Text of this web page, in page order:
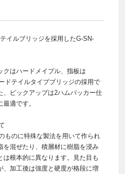
イルブリッジを採用したG-SN-
クはハードメイプル、指板は
ドテイルタイプブリッジの採用で
、ピックアップは2ハムバッカー仕
適です。
ものに特殊な製法を用いて作られ
を混ぜたり、積層材に樹脂を浸み
は根本的に異なります。見た目も
、加工後は強度と硬度が格段に増